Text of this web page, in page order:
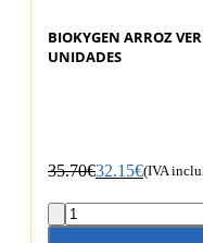
BIOKYGEN ARROZ
UNIDADES
35.70€32.15€(IVA